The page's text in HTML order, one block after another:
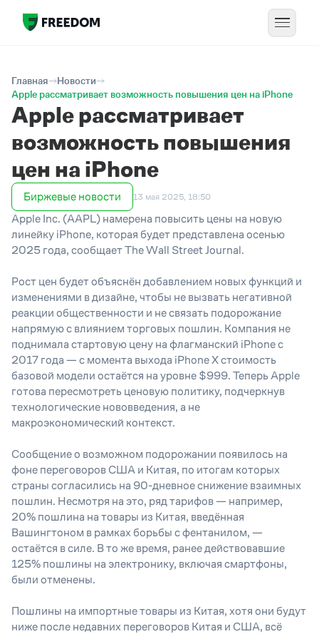
Главная
Новости
Apple рассматривает возможность повышения цен на iPhone
Apple рассматривает
возможность повышения
цен на iPhone
Биржевые новости 13 мая 2025, 18:50
Apple Inc. (AAPL) намерена повысить цены на новую
линейку iPhone, которая будет представлена осенью
2025 года, сообщает The Wall Street Journal.
Рост цен будет объяснён добавлением новых функций и
изменениями в дизайне, чтобы не вызвать негативной
реакции общественности и не связать подорожание
напрямую с влиянием торговых пошлин. Компания не
поднимала стартовую цену на флагманский iPhone с
2017 года — с момента выхода iPhone X стоимость
базовой модели остаётся на уровне $999. Теперь Apple
готова пересмотреть ценовую политику, подчеркнув
технологические нововведения, а не
макроэкономический контекст.
Сообщение о возможном подорожании появилось на
фоне переговоров США и Китая, по итогам которых
страны согласились на 90-дневное снижение взаимных
пошлин. Несмотря на это, ряд тарифов — например,
20% пошлина на товары из Китая, введённая
Вашингтоном в рамках борьбы с фентанилом, —
остаётся в силе. В то же время, ранее действовавшие
125% пошлины на электронику, включая смартфоны,
были отменены.
Пошлины на импортные товары из Китая, хотя они будут
ниже после недавних переговоров Китая и США, всё